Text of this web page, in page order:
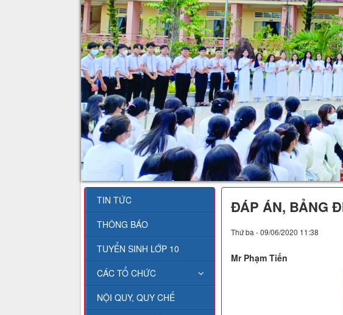
ĐÁP ÁN, BẢNG
Thứ ba - 09/06/2020 11:38
Mr Phạm Tiến
TIN TỨC
THÔNG BÁO
TUYỂN SINH LỚP 10
CÁC TỔ CHỨC
NỘI QUY, QUY CHẾ